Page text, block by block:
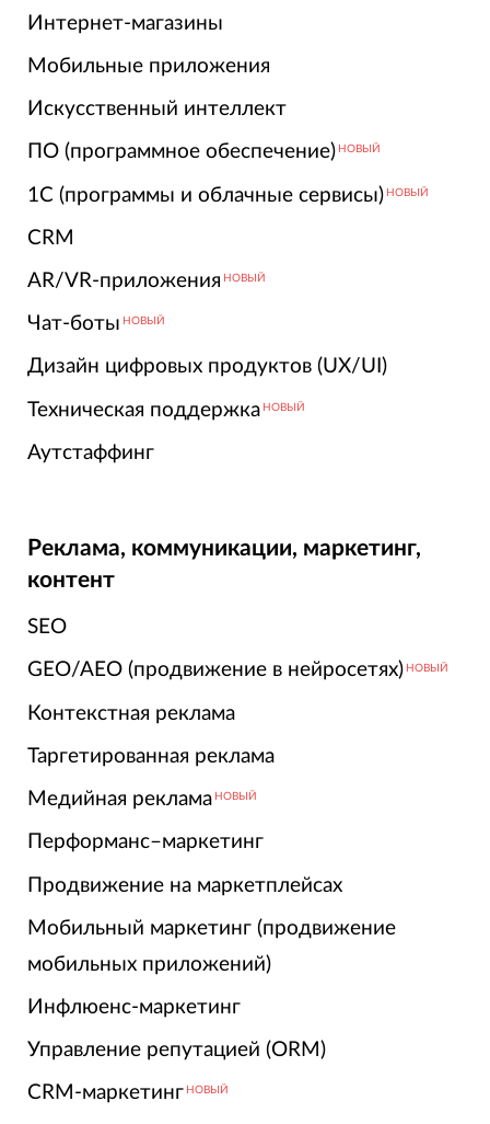
Интернет-магазины
Мобильные приложения
Искусственный интеллект
ПО (программное обеспечение) НОВЫЙ
1С (программы и облачные сервисы) НОВЫЙ
CRM
AR/VR-приложения НОВЫЙ
Чат-боты НОВЫЙ
Дизайн цифровых продуктов (UX/UI)
Техническая поддержка НОВЫЙ
Аутстаффинг
Реклама, коммуникации, маркетинг,
контент
SEO
GEO/AEO (продвижение в нейросетях) НОВЫЙ
Контекстная реклама
Таргетированная реклама
Медийная реклама НОВЫЙ
Перформанс–маркетинг
Продвижение на маркетплейсах
Мобильный маркетинг (продвижение
мобильных приложений)
Инфлюенс-маркетинг
Управление репутацией (ORM)
CRM-маркетинг НОВЫЙ